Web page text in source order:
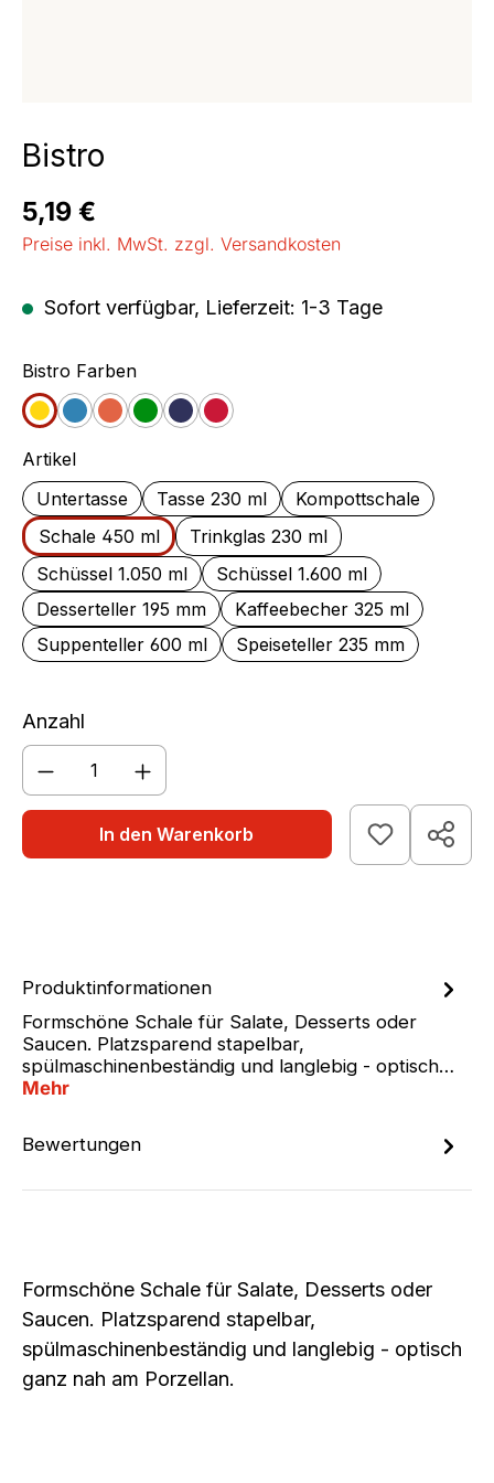
Bistro
Regulärer Preis:
5,19 €
Preise inkl. MwSt. zzgl. Versandkosten
Sofort verfügbar, Lieferzeit: 1-3 Tage
Bistro Farbenauswählen
GelbBlauOrange
GrünJeansCherry
Artikelauswählen
Untertasse
Tasse 230 ml
Kompottschale
Schale 450 ml
Trinkglas 230 ml
Schüssel 1.050 ml
Schüssel 1.600 ml
Desserteller 195 mm
Kaffeebecher 325 ml
Suppenteller 600 ml
Speiseteller 235 mm
Anzahl
Produkt Anzahl: Gib den gewünschten
In den Warenkorb
Produktinformationen
Formschöne Schale für Salate, Desserts oder
Saucen. Platzsparend stapelbar,
spülmaschinenbeständig und langlebig - optisch…
Mehr
Bewertungen
Formschöne Schale für Salate, Desserts oder
Saucen. Platzsparend stapelbar,
spülmaschinenbeständig und langlebig - optisch
ganz nah am Porzellan.